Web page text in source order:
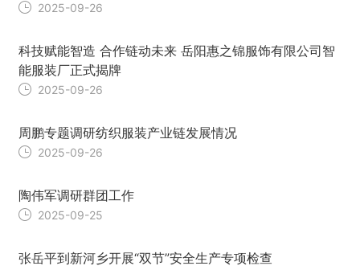
2025-09-26
科技赋能智造 合作链动未来 岳阳惠之锦服饰有限公司智
能服装厂正式揭牌
2025-09-26
周鹏专题调研纺织服装产业链发展情况
2025-09-26
陶伟军调研群团工作
2025-09-25
张岳平到新河乡开展“双节”安全生产专项检查